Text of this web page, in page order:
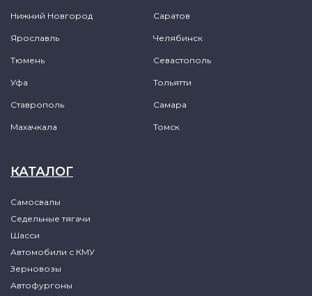
Нижний Новгород Саратов
Ярославль Челябинск
Тюмень Севастополь
Уфа Тольятти
Ставрополь Самара
Махачкала Томск
КАТАЛОГ
Самосвалы
Седельные тягачи
Шасси
Автомобили с КМУ
Зерновозы
Автофургоны